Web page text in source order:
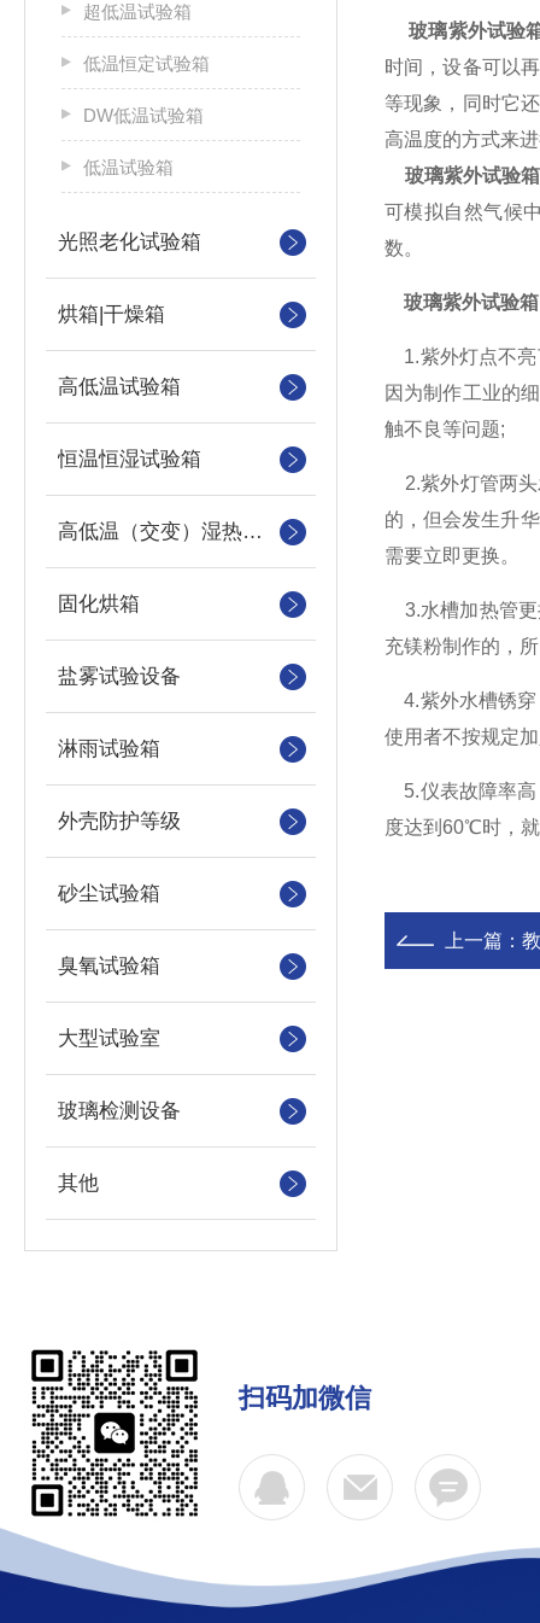
超低温试验箱
低温恒定试验箱
DW低温试验箱
低温试验箱
光照老化试验箱
烘箱|干燥箱
高低温试验箱
恒温恒湿试验箱
高低温（交变）湿热试验箱
固化烘箱
盐雾试验设备
淋雨试验箱
外壳防护等级
砂尘试验箱
臭氧试验箱
大型试验室
玻璃检测设备
其他
玻璃紫外试验
时间，设备可以
等现象，同时它
高温度的方式来
玻璃紫外试验箱
可模拟自然气候
数。
玻璃紫外试验箱
1.紫外灯点不亮
因为制作工业的
触不良等问题;
2.紫外灯管两头
的，但会发生升
需要立即更换。
3.水槽加热管更
充镁粉制作的，
4.紫外水槽锈穿
使用者不按规定
5.仪表故障率高
度达到60℃时，
上一篇：
扫码加微信